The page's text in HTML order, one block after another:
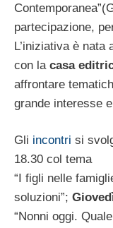
partecipazione,
L’iniziativa è
con la casa
affrontare
grande interesse
Gli incontri si
18.30 col tema
“I figli nelle
soluzioni”;
“Nonni oggi.